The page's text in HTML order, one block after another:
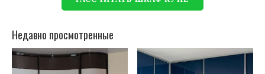
Недавно просмотренные